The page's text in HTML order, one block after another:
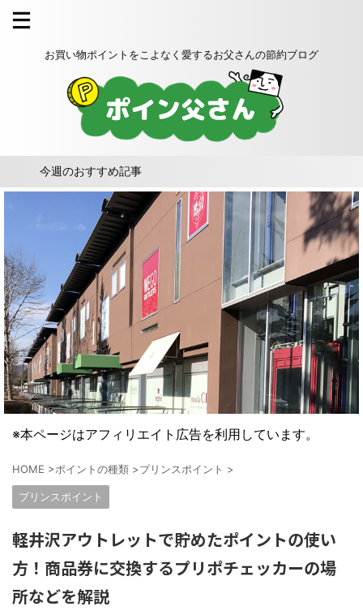
お買い物ポイントをこよなく愛するお父さんの節約ブログ
今週のおすすめ記事
※本ページはアフィリエイト広告を利用しています。
HOME >ポイントの種類 >プリンスポイント >
プリンスポイント
軽井沢アウトレットで貯めたポイントの使い
方！商品券に交換するプリポチェッカーの場
所などを解説